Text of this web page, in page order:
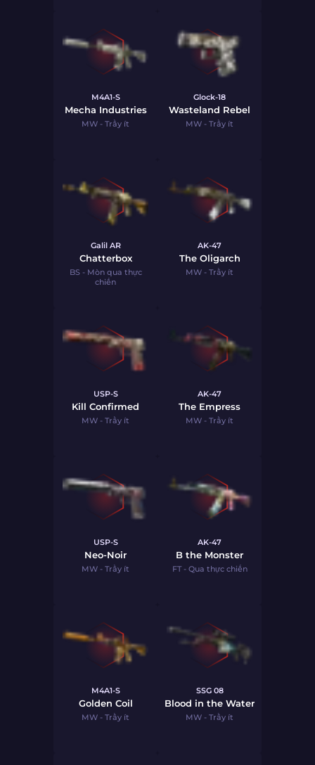
M4A1-S
Mecha Industries
MW - Trầy ít
Glock-18
Wasteland Rebel
MW - Trầy ít
Galil AR
Chatterbox
BS - Mòn qua thực
chiến
AK-47
The Oligarch
MW - Trầy ít
USP-S
Kill Confirmed
MW - Trầy ít
AK-47
The Empress
MW - Trầy ít
USP-S
Neo-Noir
MW - Trầy ít
AK-47
B the Monster
FT - Qua thực chiến
M4A1-S
Golden Coil
MW - Trầy ít
SSG 08
Blood in the Water
MW - Trầy ít